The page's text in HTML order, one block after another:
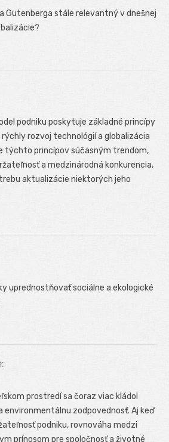
Gutenberga stále relevantný v dnešnej
podniku poskytuje základné princípy
rozvoj technológií a globalizácia
týchto princípov súčasným trendom,
a medzinárodná konkurencia,
aktualizácie niektorých jeho
uprednostňovať sociálne a ekologické
prostredí sa čoraz viac kládol
environmentálnu zodpovednosť. Aj keď
podniku, rovnováha medzi
prínosom pre spoločnosť a životné